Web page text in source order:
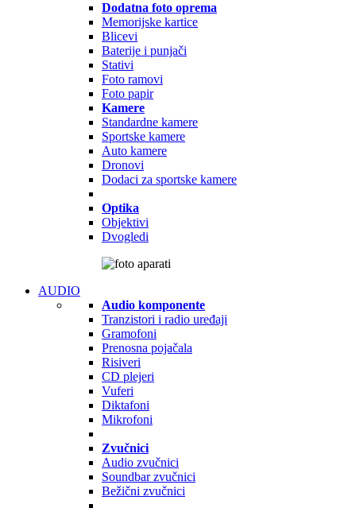
Dodatna foto oprema
Memorijske kartice
Blicevi
Baterije i punjači
Stativi
Foto ramovi
Foto papir
Kamere
Standardne kamere
Sportske kamere
Auto kamere
Dronovi
Dodaci za sportske kamere
Optika
Objektivi
Dvogledi
AUDIO
Audio komponente
Tranzistori i radio uređaji
Gramofoni
Prenosna pojačala
Risiveri
CD plejeri
Vuferi
Diktafoni
Mikrofoni
Zvučnici
Audio zvučnici
Soundbar zvučnici
Bežični zvučnici